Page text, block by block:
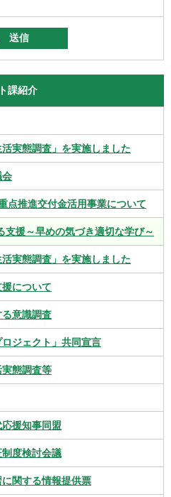
課紹介
活実態調査」を実施しました
会
点推進交付金活用事業について
支援～早めの気づき適切な学び～
活実態調査」を実施しました
について
意識調査
ロジェクト」共同宣言
態調査等
援知事同盟
度検討会議
関する情報提供票